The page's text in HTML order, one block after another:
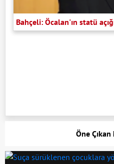
Bahçeli: Öcalan'ın statü
Öne